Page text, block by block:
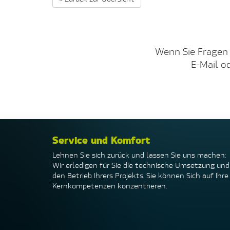
Wenn Sie
E-Mail
Service und Komfort
Lehnen Sie sich zurück und lassen Sie uns machen:
Wir erledigen für Sie die technische Umsetzung und
den Betrieb Ihrers Projekts. Sie können Sich auf Ihre
Kernkompetenzen konzentrieren.